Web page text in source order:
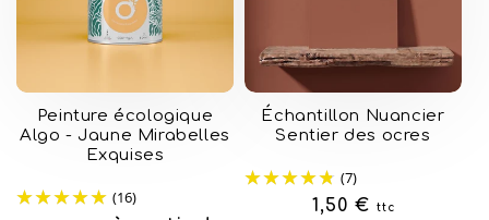
Peinture écologique
Algo - Jaune Mirabelles
Exquises
(16)
Échantillon Nuancier
Sentier des ocres
(7)
Prix
1,50 € ttc